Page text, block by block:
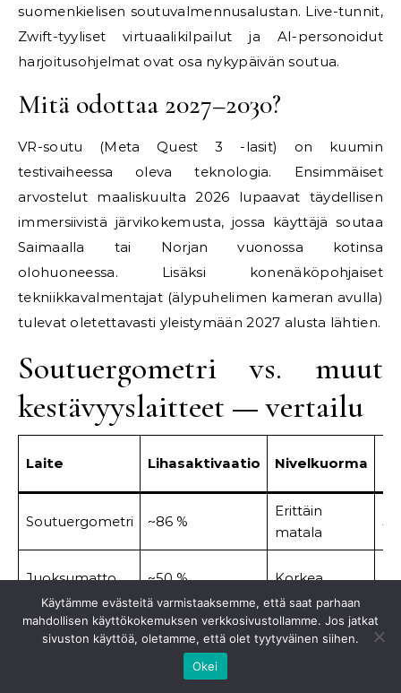
suomenkielisen soutuvalmennusalustan. Live-tunnit,
Zwift-tyyliset virtuaalikilpailut ja AI-personoidut
harjoitusohjelmat ovat osa nykypäivän soutua.
Mitä odottaa 2027–2030?
VR-soutu (Meta Quest 3 -lasit) on kuumin
testivaiheessa oleva teknologia. Ensimmäiset
arvostelut maaliskuulta 2026 lupaavat täydellisen
immersiivistä järvikokemusta, jossa käyttäjä soutaa
Saimaalla tai Norjan vuonossa kotinsa
olohuoneessa. Lisäksi konenäköpohjaiset
tekniikkavalmentajat (älypuhelimen kameran avulla)
tulevat oletettavasti yleistymään 2027 alusta lähtien.
Soutuergometri vs. muut
kestävyyslaitteet — vertailu
Laite Lihasaktivaatio Nivelkuorma
Soutuergometri ~86 %
Erittäin
matala
Juoksumatto ~50 % Korkea
Kuntopyörä ~35 %
Erittäin
matala
Käytämme evästeitä varmistaaksemme, että saat parhaan
mahdollisen käyttökokemuksen verkkosivustollamme. Jos jatkat
sivuston käyttöä, oletamme, että olet tyytyväinen siihen.
Okei